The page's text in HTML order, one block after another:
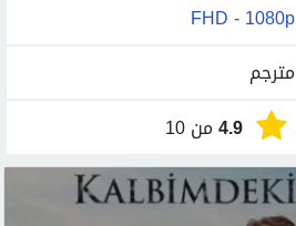
FHD - 1080p
مترجم
4.9من 10